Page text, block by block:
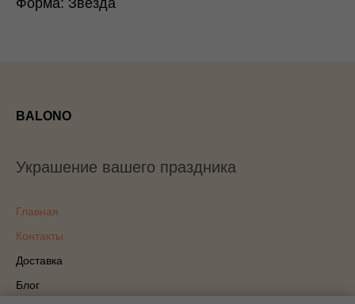
Форма: Звезда
BALONO
Украшение вашего праздника
Главная
Контакты
Доставка
Блог